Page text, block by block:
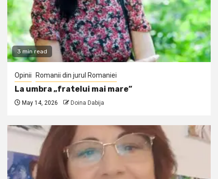
3 min read
Opinii Romanii din jurul Romaniei
La umbra „fratelui mai mare”
May 14, 2026 Doina Dabija